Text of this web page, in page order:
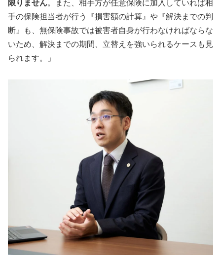
限りません。また、相手方が任意保険に加入していれば相
手の保険担当者が行う『損害額の計算』や『解決までの判
断』も、無保険事故では被害者自身が行わなければならな
いため、解決までの期間、立替えを強いられるケースも見
られます。」